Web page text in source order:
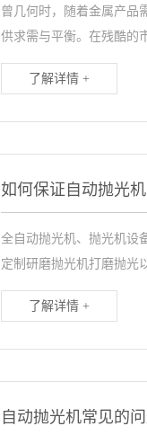
曾几何时，随着金属产品
供求需与平衡。在残酷的
了解详情 +
如何保证自动抛光
全自动抛光机、抛光机设
定制研磨抛光机打磨抛光
了解详情 +
自动抛光机常见的